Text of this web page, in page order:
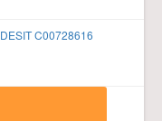
C00728616